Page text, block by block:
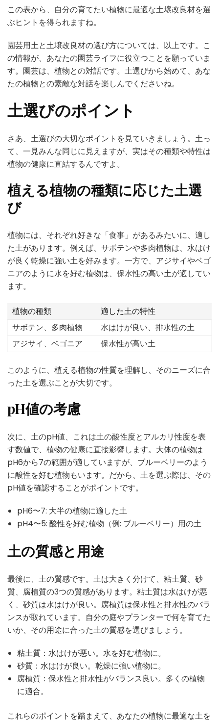
この表から、自分の育てたい植物に最適な土壌改良材を選
ぶヒントを得られますね。
園芸用土と土壌改良材の選び方については、以上です。こ
の情報が、あなたの園芸ライフに役立つことを願っていま
す。園芸は、植物との対話です。土選びから始めて、あな
たの植物との素敵な対話を楽しんでくださいね。
土選びのポイント
さあ、土選びの大切なポイントを見ていきましょう。土っ
て、一見みんな同じに見えますが、実はその種類や特性は
植物の健康に直結するんですよ。
植える植物の種類に応じた土選
び
植物には、それぞれ好きな「食事」があるみたいに、適し
た土があります。例えば、サボテンや多肉植物は、水はけ
が良く乾燥に強い土を好みます。一方で、アジサイやベゴ
ニアのように水を好む植物は、保水性の高い土が適してい
ます。
植物の種類
適した土の特性
サボテン、多肉植物
水はけが良い、排水性の土
アジサイ、ベゴニア
保水性が高い土
このように、植える植物の性質を理解し、そのニーズに合
った土を選ぶことが大切です。
pH値の考慮
次に、土のpH値、これは土の酸性度とアルカリ性度を表
す数値で、植物の健康に直接影響します。大体の植物は
pH6から7の範囲が適していますが、ブルーベリーのよう
に酸性を好む植物もいます。だから、土を選ぶ際は、その
pH値を確認することがポイントです。
pH6〜7: 大半の植物に適した土
pH4〜5: 酸性を好む植物（例: ブルーベリー）用の土
土の質感と用途
最後に、土の質感です。土は大きく分けて、粘土質、砂
質、腐植質の3つの質感があります。粘土質は水はけが悪
く、砂質は水はけが良い。腐植質は保水性と排水性のバラ
ンスが取れています。自分の庭やプランターで何を育てた
いか、その用途に合った土の質感を選びましょう。
粘土質：水はけが悪い。水を好む植物に。
砂質：水はけが良い。乾燥に強い植物に。
腐植質：保水性と排水性がバランス良い。多くの植物
に適合。
これらのポイントを踏まえて、あなたの植物に最適な土を